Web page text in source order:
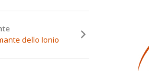
dello Ionio